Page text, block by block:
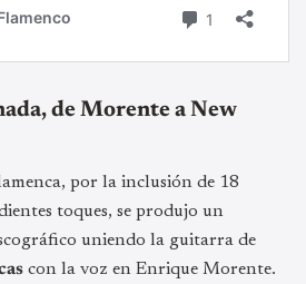
de Morente a New
por la inclusión de 18
toques, se produjo un
uniendo la guitarra de
con la voz en Enrique Morente.